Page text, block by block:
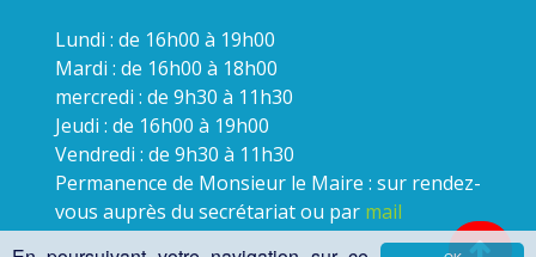
Lundi : de 16h00 à 19h00
Mardi : de 16h00 à 18h00
mercredi : de 9h30 à 11h30
Jeudi : de 16h00 à 19h00
Vendredi : de 9h30 à 11h30
Permanence de Monsieur le Maire : sur rendez-
vous auprès du secrétariat ou par mail